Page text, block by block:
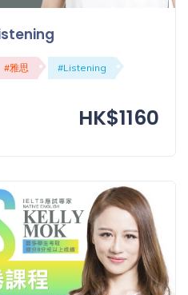
#雅思 #Listening
HK$1160